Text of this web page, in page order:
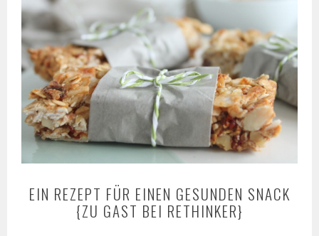
EIN REZEPT FÜR EINEN GESUNDEN SNACK
{ZU GAST BEI RETHINKER}